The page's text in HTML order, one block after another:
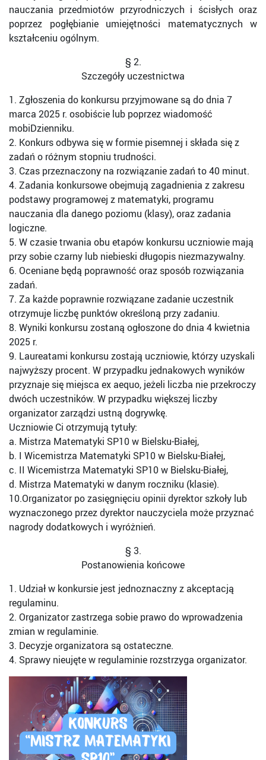
nauczania przedmiotów przyrodniczych i ścisłych oraz
poprzez pogłębianie umiejętności matematycznych w
kształceniu ogólnym.
§ 2.
Szczegóły uczestnictwa
1. Zgłoszenia do konkursu przyjmowane są do dnia 7
marca 2025 r. osobiście lub poprzez wiadomość
mobiDzienniku.
2. Konkurs odbywa się w formie pisemnej i składa się z
zadań o różnym stopniu trudności.
3. Czas przeznaczony na rozwiązanie zadań to 40 minut.
4. Zadania konkursowe obejmują zagadnienia z zakresu
podstawy programowej z matematyki, programu
nauczania dla danego poziomu (klasy), oraz zadania
logiczne.
5. W czasie trwania obu etapów konkursu uczniowie mają
przy sobie czarny lub niebieski długopis niezmazywalny.
6. Oceniane będą poprawność oraz sposób rozwiązania
zadań.
7. Za każde poprawnie rozwiązane zadanie uczestnik
otrzymuje liczbę punktów określoną przy zadaniu.
8. Wyniki konkursu zostaną ogłoszone do dnia 4 kwietnia
2025 r.
9. Laureatami konkursu zostają uczniowie, którzy uzyskali
najwyższy procent. W przypadku jednakowych wyników
przyznaje się miejsca ex aequo, jeżeli liczba nie przekroczy
dwóch uczestników. W przypadku większej liczby
organizator zarządzi ustną dogrywkę.
Uczniowie Ci otrzymują tytuły:
a. Mistrza Matematyki SP10 w Bielsku-Białej,
b. I Wicemistrza Matematyki SP10 w Bielsku-Białej,
c. II Wicemistrza Matematyki SP10 w Bielsku-Białej,
d. Mistrza Matematyki w danym roczniku (klasie).
10.Organizator po zasięgnięciu opinii dyrektor szkoły lub
wyznaczonego przez dyrektor nauczyciela może przyznać
nagrody dodatkowych i wyróżnień.
§ 3.
Postanowienia końcowe
1. Udział w konkursie jest jednoznaczny z akceptacją
regulaminu.
2. Organizator zastrzega sobie prawo do wprowadzenia
zmian w regulaminie.
3. Decyzje organizatora są ostateczne.
4. Sprawy nieujęte w regulaminie rozstrzyga organizator.